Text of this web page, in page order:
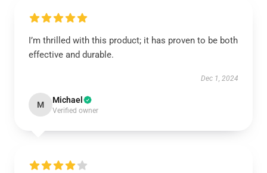
I’m thrilled with this product; it has proven to be both
effective and durable.
Dec 1, 2024
M Michael
Verified owner